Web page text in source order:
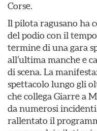
Corse.
Il pilota ragusano ha
del podio con il
termine di una gara
all’ultima manche e
di scena. La
spettacolo lungo gli
che collega Giarre a
da numerosi
rallentato il